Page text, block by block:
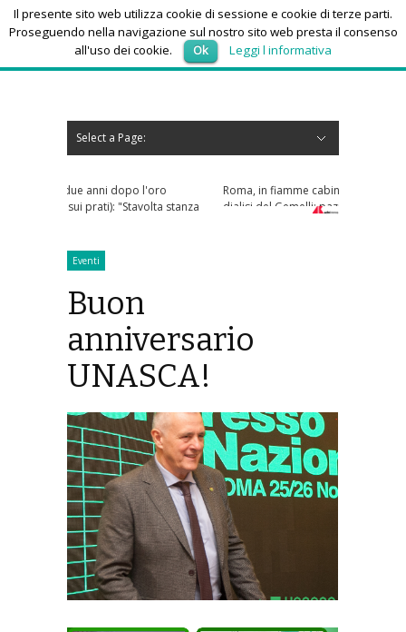
sabato 8, Agosto 2026
Select a Page:
Roma, in fiamme cabina elettrica nel reparto
dialisi del Gemelli: pazienti evacuati
Eventi
Buon
anniversario
UNASCA!
Il presente sito web utilizza cookie di sessione e cookie di terze parti.
Proseguendo nella navigazione sul nostro sito web presta il consenso
all'uso dei cookie.
Ok Leggi l informativa